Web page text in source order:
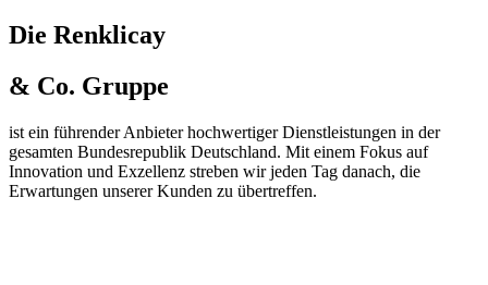
Die Renklicay
& Co. Gruppe
ist ein führender Anbieter hochwertiger Dienstleistungen in der
gesamten Bundesrepublik Deutschland. Mit einem Fokus auf
Innovation und Exzellenz streben wir jeden Tag danach, die
Erwartungen unserer Kunden zu übertreffen.